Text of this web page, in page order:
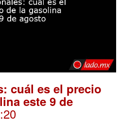
cuál es el precio
este 9 de